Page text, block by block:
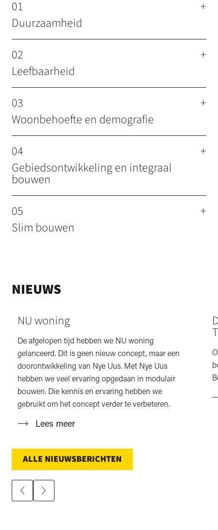
01
+
Duurzaamheid
02
+
Leefbaarheid
03
+
Woonbehoefte en demografie
04
+
Gebiedsontwikkeling en integraal
bouwen
05
+
Slim bouwen
NIEUWS
NU woning
De afgelopen tijd hebben we NU woning
gelanceerd. Dit is geen nieuw concept, maar een
doorontwikkeling van Nye Uus. Met Nye Uus
hebben we veel ervaring opgedaan in modulair
bouwen. Die kennis en ervaring hebben we
gebruikt om het concept verder te verbeteren.
Lees meer
ALLE NIEUWSBERICHTEN